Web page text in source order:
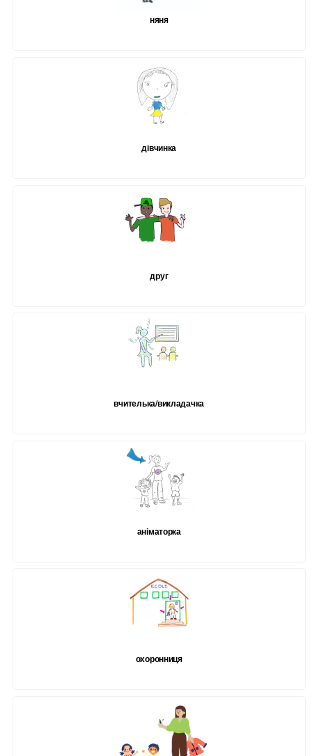
няня
дівчинка
друг
вчителька/викладачка
аніматорка
охоронниця